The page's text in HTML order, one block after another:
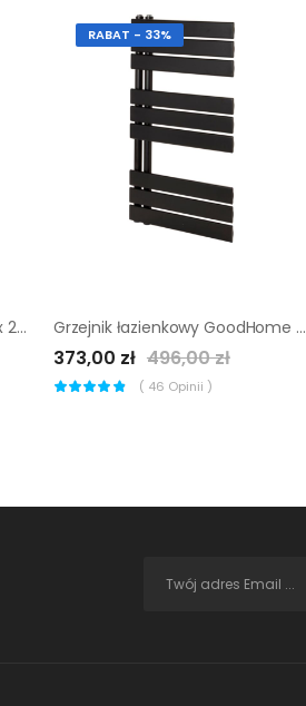
Ścianka prysznicowa Zilia 90 x 200 cm inox/szkło transparentne
RABAT - 33%
Grzejnik łazienkowy GoodHome Boxwood 90 x 50 cm czarny
373,00 zł 496,00 zł
( 46 Opinii )